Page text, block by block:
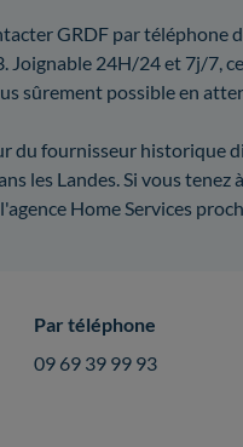
GRDF par téléphone
Joignable 24H/24 et 7j/7,
sûrement possible en
du fournisseur historique
les Landes. Si vous tenez
Home Services
Par téléphone
09 69 39 99 93